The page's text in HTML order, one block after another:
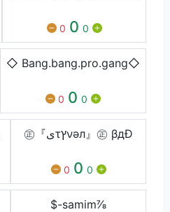
0 0 0
◇ Bang.bang.pro.gang◇
0 0 0
㊣『ىτץνәл』㊣ βдÐ
0 0 0
$-samim⅞